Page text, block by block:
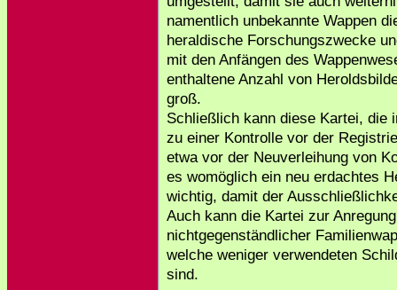
namentlich unbekannte Wappen
heraldische Forschungszwecke
mit den Anfängen des
enthaltene Anzahl von
groß.
Schließlich kann diese Kartei, die
zu einer Kontrolle vor der
etwa vor der Neuverleihung von
es womöglich ein neu erdachtes
wichtig, damit der
Auch kann die Kartei zur
nichtgegenständlicher
welche weniger verwendeten
sind.